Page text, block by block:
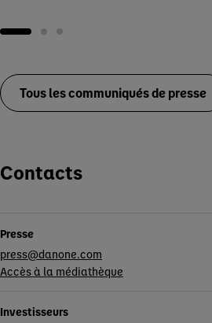
Tous les communiqués de presse
Contacts
Presse
press@danone.com
Accès à la médiathèque
Investisseurs